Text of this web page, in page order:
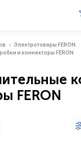
Электротовары FERON
и коннекторы FERON
FERON